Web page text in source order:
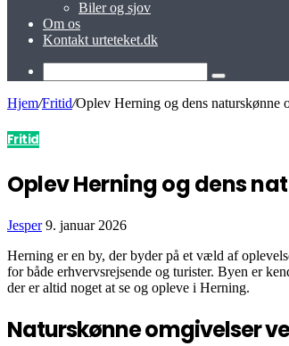
Biler og sjov
Om os
Kontakt urteteket.dk
Hjem/Fritid/Oplev Herning og dens naturskønne
Fritid
Oplev Herning og dens
Jesper 9. januar 2026
Herning er en by, der byder på et væld af
for både erhvervsrejsende og turister. Byen er
der er altid noget at se og opleve i Herning.
Naturskønne omgivelser